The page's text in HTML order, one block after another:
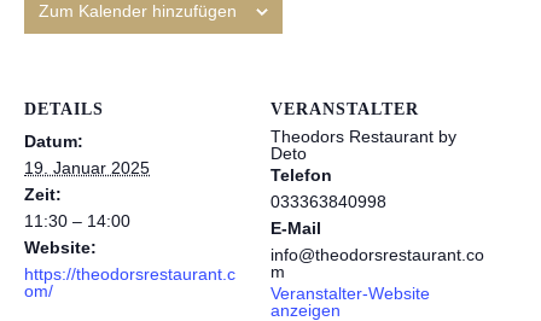
Zum Kalender hinzufügen
DETAILS
Datum:
19. Januar 2025
Zeit:
11:30 – 14:00
Website:
https://theodorsrestaurant.c
om/
VERANSTALTER
Theodors Restaurant by
Deto
Telefon
033363840998
E-Mail
info@theodorsrestaurant.co
m
Veranstalter-Website
anzeigen